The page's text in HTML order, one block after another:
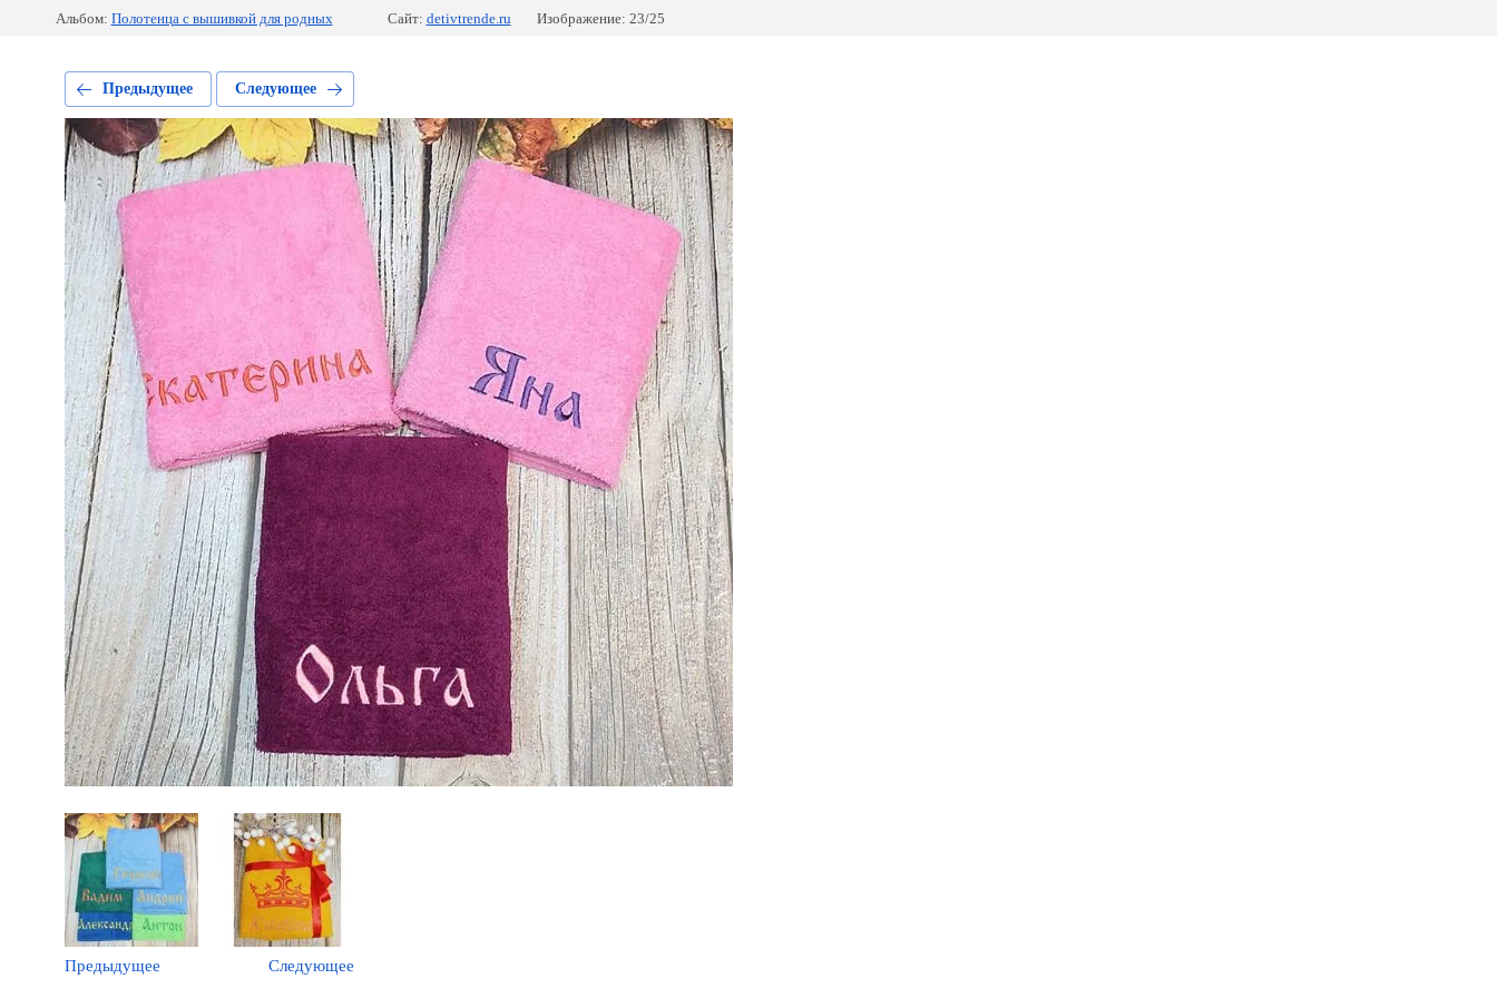
Альбом: Полотенца с вышивкой для родных Сайт: detivtrende.ru Изображение: 23/25
Предыдущее Следующее
Предыдущее Следующее